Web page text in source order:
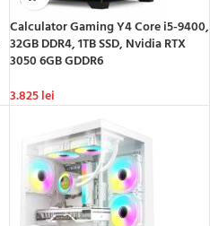
Calculator Gaming Y4 Core i5-9400,
32GB DDR4, 1TB SSD, Nvidia RTX
3050 6GB GDDR6
3.825lei